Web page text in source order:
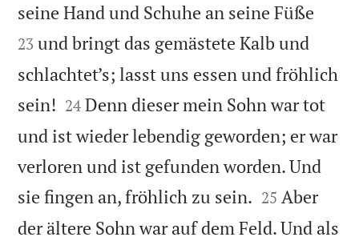
seine Hand und Schuhe an seine Füße
23 und bringt das gemästete Kalb und
schlachtet’s; lasst uns essen und fröhlich
sein! 

24 Denn dieser mein Sohn war tot
und ist wieder lebendig geworden; er war
verloren und ist gefunden worden. Und
sie fingen an, fröhlich zu sein. 

25 Aber
der ältere Sohn war auf dem Feld. Und als